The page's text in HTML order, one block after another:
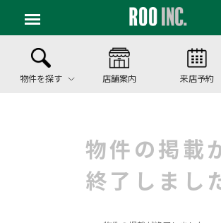
物件を探す 店舗案内 来店予約
物件の掲載
終了しまし